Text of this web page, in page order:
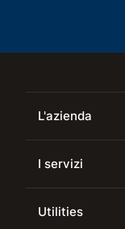
L'azienda
I servizi
Utilities